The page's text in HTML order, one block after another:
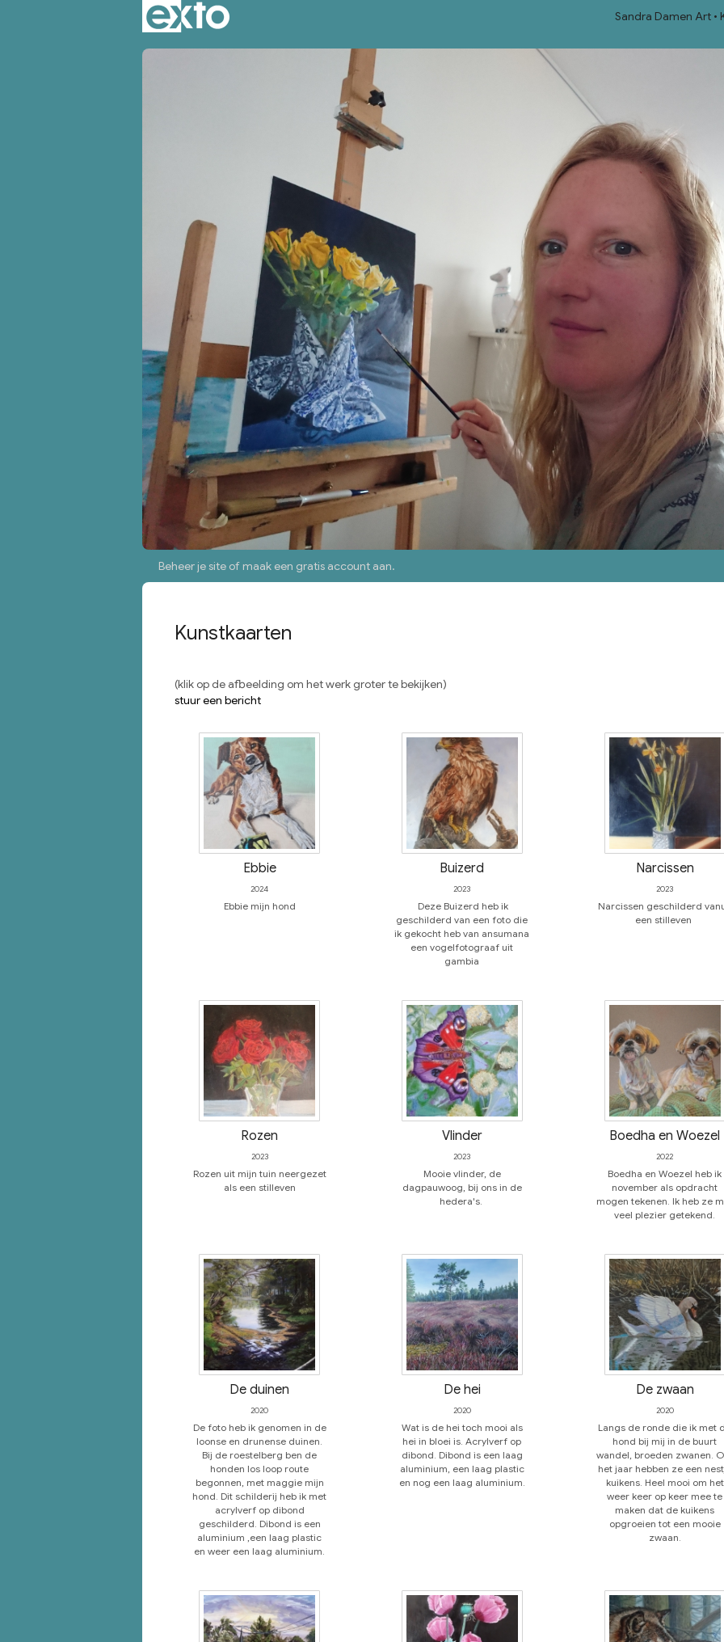
Sandra Damen Art
Beheer je site ofmaak een gratis account aan.
Kunstkaarten
(klik op de afbeelding om het werk groter te bekijken)
stuur een bericht
Ebbie
2024
Ebbie mijn hond
Buizerd
2023
Deze Buizerd heb ik
geschilderd van een foto die
ik gekocht heb van ansumana
een vogelfotograaf uit
gambia
Narcissen
2023
Narcissen geschilderd
een stilleven
Rozen
2023
Rozen uit mijn tuin neergezet
als een stilleven
Vlinder
2023
Mooie vlinder, de
dagpauwoog, bij ons in de
hedera's.
Boedha en Woezel
2022
Boedha en Woezel heb ik
november als opdracht
mogen tekenen. Ik heb ze
veel plezier getekend.
De duinen
2020
De foto heb ik genomen in de
loonse en drunense duinen.
Bij de roestelberg ben de
honden los loop route
begonnen, met maggie mijn
hond. Dit schilderij heb ik met
acrylverf op dibond
geschilderd. Dibond is een
aluminium ,een laag plastic
en weer een laag aluminium.
De hei
2020
Wat is de hei toch mooi als
hei in bloei is. Acrylverf op
dibond. Dibond is een laag
aluminium, een laag plastic
en nog een laag aluminium.
De zwaan
2020
Langs de ronde die ik met
hond bij mij in de buurt
wandel, broeden zwanen.
het jaar hebben ze een
kuikens. Heel mooi om het
weer keer op keer mee te
maken dat de kuikens
opgroeien tot een mooie
zwaan.